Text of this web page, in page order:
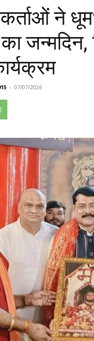
ने
का
- 07/07/2026